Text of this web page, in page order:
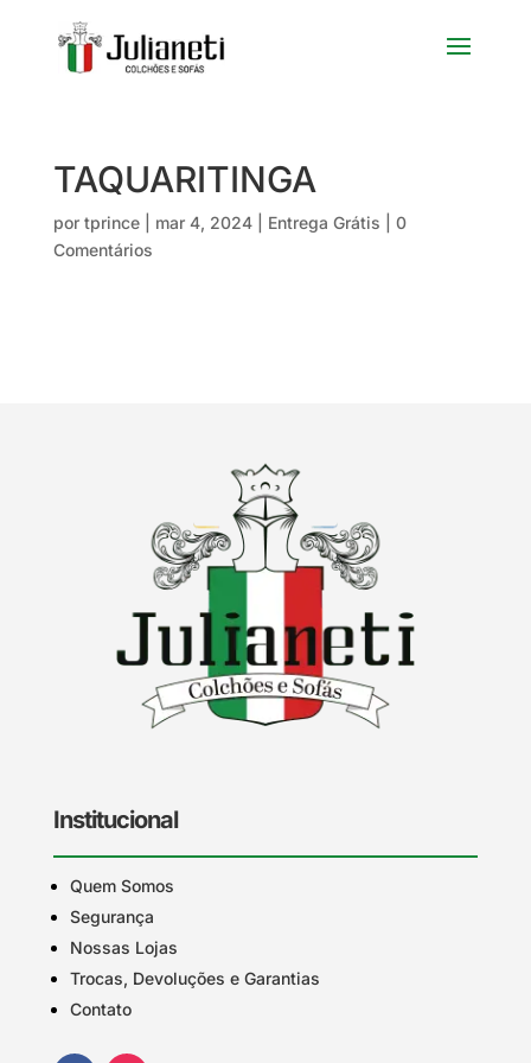
TAQUARITINGA
por tprince| mar 4, 2024| Entrega Grátis
0
Comentários
Institucional
Quem Somos
Segurança
Nossas Lojas
Trocas, Devoluções e Garantias
Contato